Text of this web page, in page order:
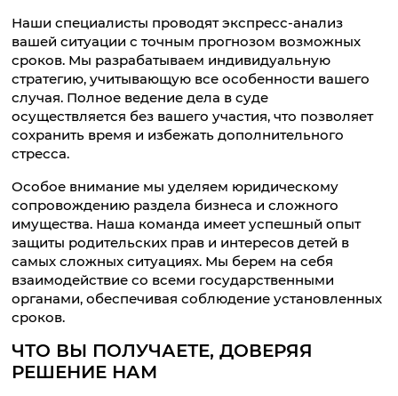
Наши специалисты проводят экспресс-анализ
вашей ситуации с точным прогнозом возможных
сроков. Мы разрабатываем индивидуальную
стратегию, учитывающую все особенности вашего
случая. Полное ведение дела в суде
осуществляется без вашего участия, что позволяет
сохранить время и избежать дополнительного
стресса.
Особое внимание мы уделяем юридическому
сопровождению раздела бизнеса и сложного
имущества. Наша команда имеет успешный опыт
защиты родительских прав и интересов детей в
самых сложных ситуациях. Мы берем на себя
взаимодействие со всеми государственными
органами, обеспечивая соблюдение установленных
сроков.
ЧТО ВЫ ПОЛУЧАЕТЕ, ДОВЕРЯЯ
РЕШЕНИЕ НАМ